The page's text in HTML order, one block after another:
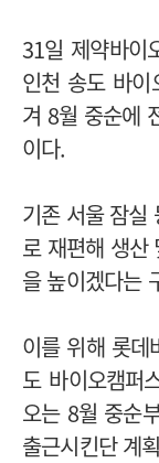
31일 제약바이
인천 송도 바
겨 8월 중순에
이다.
기존 서울 잠실
로 재편해 생산
을 높이겠다는
이를 위해 롯데
도 바이오캠퍼
오는 8월 중순
출근시킨단 계